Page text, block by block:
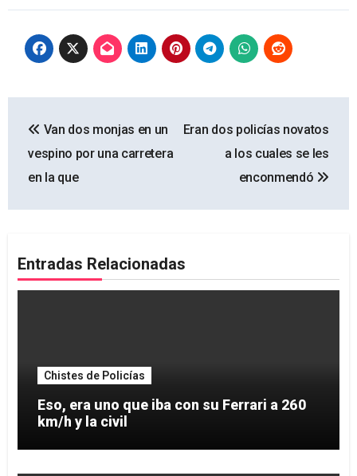
de
entradas
Van dos monjas en un
vespino por una carretera
en la que
Eran dos policías novatos
a los cuales se les
enconmendó
Entradas Relacionadas
Chistes de Policías
Eso, era uno que iba con su Ferrari a 260
km/h y la civil